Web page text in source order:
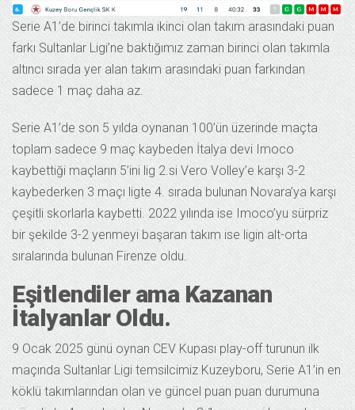
Serie A1’de birinci takımla ikinci olan takım arasındaki puan
farkı Sultanlar Ligi’ne baktığımız zaman birinci olan takımla
altıncı sırada yer alan takım arasındaki puan farkından
sadece 1 maç daha az.
Serie A1’de son 5 yılda oynanan 100’ün üzerinde maçta
toplam sadece 9 maç kaybeden İtalya devi Imoco
kaybettiği maçların 5’ini lig 2.si Vero Volley’e karşı 3-2
kaybederken 3 maçı ligte 4. sırada bulunan Novara’ya karşı
çeşitli skorlarla kaybetti. 2022 yılında ise Imoco’yu sürpriz
bir şekilde 3-2 yenmeyi başaran takım ise ligin alt-orta
sıralarında bulunan Firenze oldu.
Eşitlendiler ama Kazanan
İtalyanlar Oldu.
9 Ocak 2025 günü oynan CEV Kupası play-off turunun ilk
maçında Sultanlar Ligi temsilcimiz Kuzeyboru, Serie A1’in en
köklü takımlarından olan ve güncel puan puan durumuna